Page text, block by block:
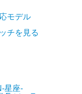
モデル
チを見る
星座-